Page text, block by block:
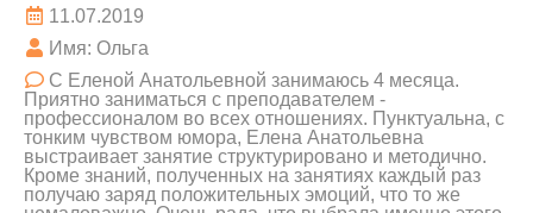
11.07.2019
Имя: Ольга
С Еленой Анатольевной занимаюсь 4 месяца.
Приятно заниматься с преподавателем -
профессионалом во всех отношениях. Пунктуальна, с
тонким чувством юмора, Елена Анатольевна
выстраивает занятие структурировано и методично.
Кроме знаний, полученных на занятиях каждый раз
получаю заряд положительных эмоций, что то же